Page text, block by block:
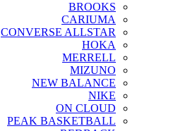
BROOKS
CARIUMA
CONVERSE ALLSTAR
HOKA
MERRELL
MIZUNO
NEW BALANCE
NIKE
ON CLOUD
PEAK BASKETBALL